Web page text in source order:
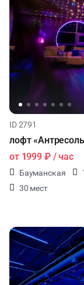
ID 2791
лофт
от 1999 ₽/ час
Бауманская
30 мест